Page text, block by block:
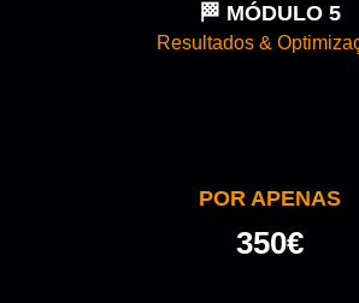
🏁 MÓDULO 5
Resultados &
POR APENAS
350€